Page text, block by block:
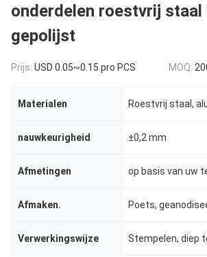
onderdelen roestvrij staal
gepolijst
Prijs: USD 0.05~0.15 pro PCS MOQ:
Materialen
nauwkeurigheid ±0,2 mm
Afmetingen op basis van uw
Afmaken.
Verwerkingswijze Stempelen, diep